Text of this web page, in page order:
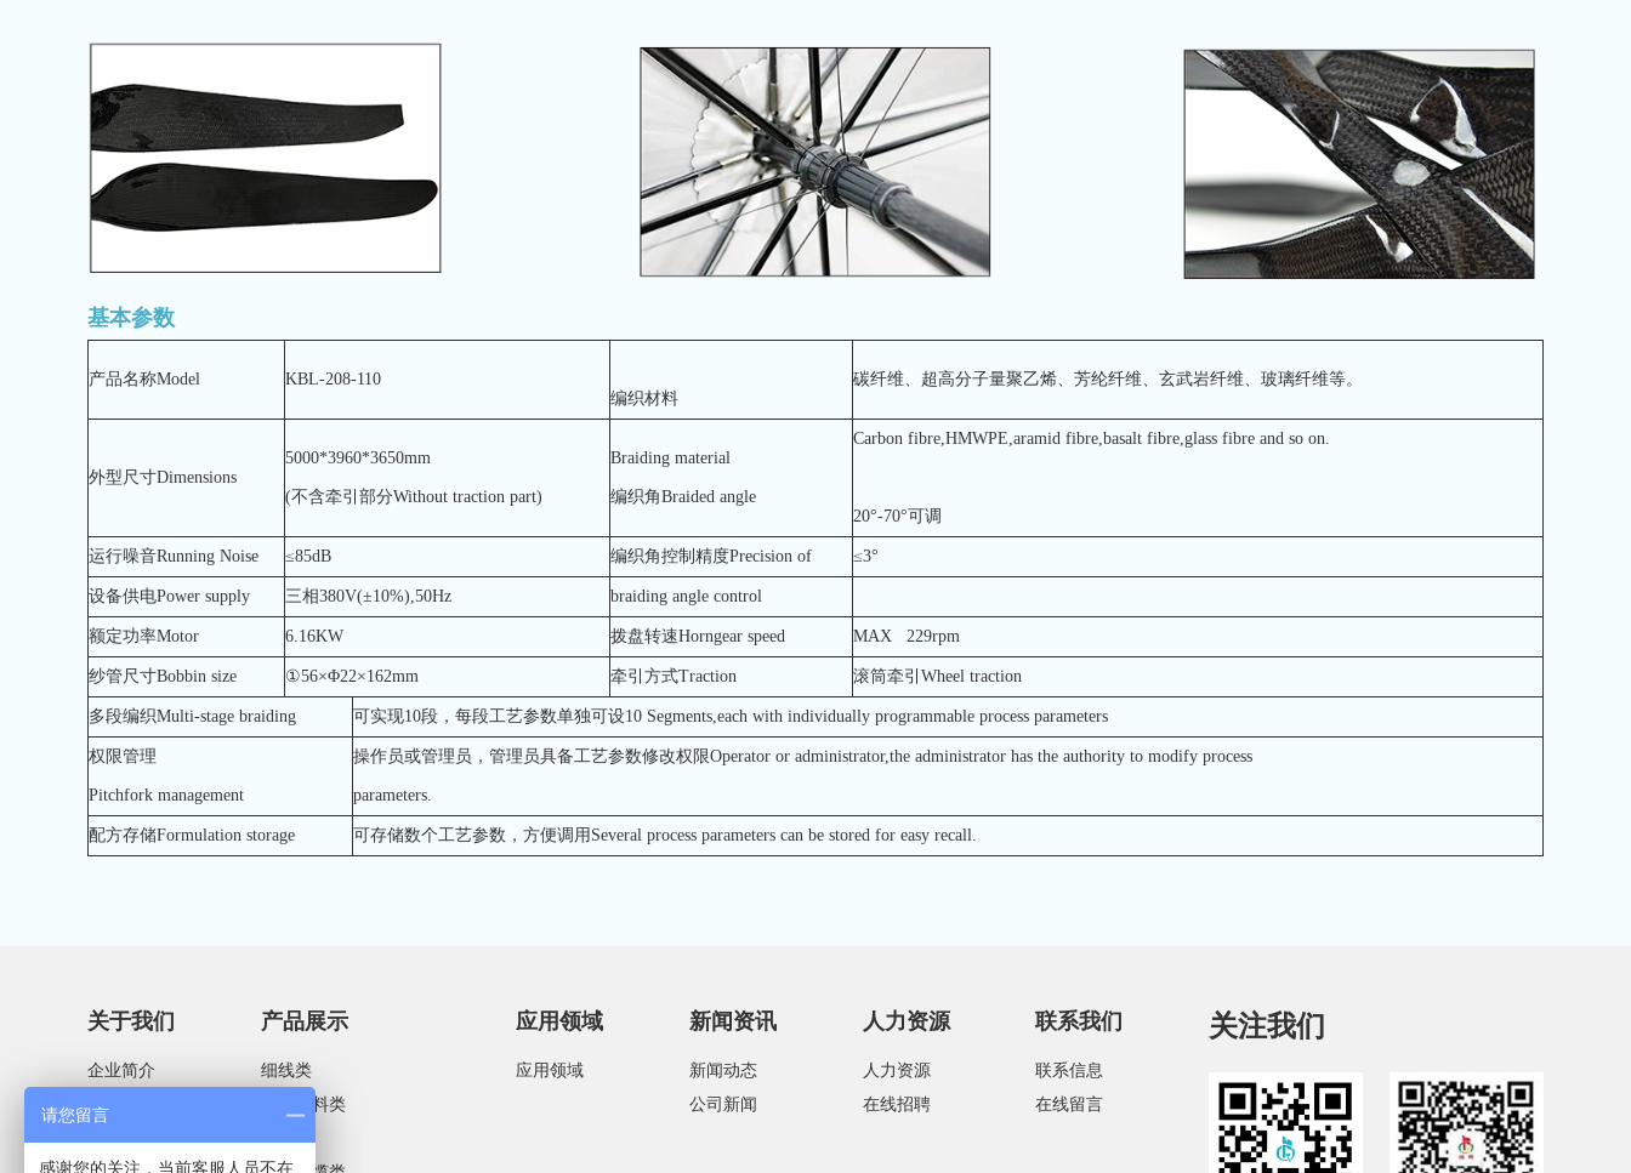
基本参数
产品名称Model
KBL-208-110
编织材料
碳纤维、超高分子量聚乙烯、芳纶纤维、玄武岩纤维、玻璃纤维等。
外型尺寸Dimensions
5000*3960*3650mm
(不含牵引部分Without traction part)
Braiding material
编织角Braided angle
Carbon fibre,HMWPE,aramid fibre,basalt fibre,glass fibre and so on.
20°-70°可调
运行噪音Running Noise ≤85dB 编织角控制精度Precision of ≤3°
设备供电Power supply 三相380V(±10%),50Hz braiding angle control
额定功率Motor 6.16KW 拨盘转速Horngear speed MAX 229rpm
纱管尺寸Bobbin size ①56×Φ22×162mm 牵引方式Traction 滚筒牵引Wheel traction
多段编织Multi-stage braiding 可实现10段，每段工艺参数单独可设10 Segments,each with individually programmable process parameters
权限管理
Pitchfork management
操作员或管理员，管理员具备工艺参数修改权限Operator or administrator,the administrator has the authority to modify process
parameters.
配方存储Formulation storage 可存储数个工艺参数，方便调用Several process parameters can be stored for easy recall.
关于我们
企业简介
企业文化
产品展示
细线类
服装辅料类
应用领域
应用领域
新闻资讯
新闻动态
公司新闻
人力资源
人力资源
在线招聘
联系我们
联系信息
在线留言
关注我们
请您留言
感谢您的关注，当前客服人员不在